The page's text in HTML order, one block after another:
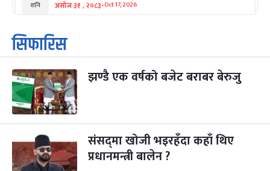
शनि असोज ३१ , २०८३-Oct 17, 2026
१
आइत
कार्तिक सङ्क्रान्ति
कार्तिक १, २०८३
३
मंगल
महानवमी
कार्तिक ३, २०८३
२ महिना बाँकी
४
कार्तिक ४, २०८३ Oct 21, 2026
५ पापा‌ङ्कुशा एकादशी व्रत
सिफारिस
झण्डै एक वर्षको बजेट बराबर बेरुजु
संसद्‌मा खोजी भइरहँदा कहाँ थिए
प्रधानमन्त्री बालेन ?